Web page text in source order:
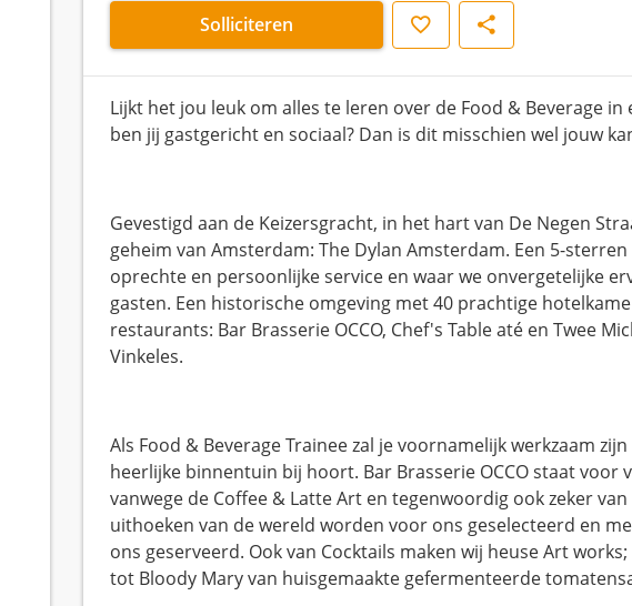
Solliciteren Opslaan Delen
Lijkt het jou leuk om alles te leren over de Food & Beverage
ben jij gastgericht en sociaal? Dan is dit misschien wel jouw
Gevestigd aan de Keizersgracht, in het hart van De Negen
geheim van Amsterdam: The Dylan Amsterdam. Een 5-
oprechte en persoonlijke service en waar we onvergetelijke
gasten. Een historische omgeving met 40 prachtige
restaurants: Bar Brasserie OCCO, Chef's Table até en Twee
Vinkeles.
Als Food & Beverage Trainee zal je voornamelijk werkzaam
heerlijke binnentuin bij hoort. Bar Brasserie OCCO staat voor
vanwege de Coffee & Latte Art en tegenwoordig ook zeker
uithoeken van de wereld worden voor ons geselecteerd en
ons geserveerd. Ook van Cocktails maken wij heuse Art
tot Bloody Mary van huisgemaakte gefermenteerde